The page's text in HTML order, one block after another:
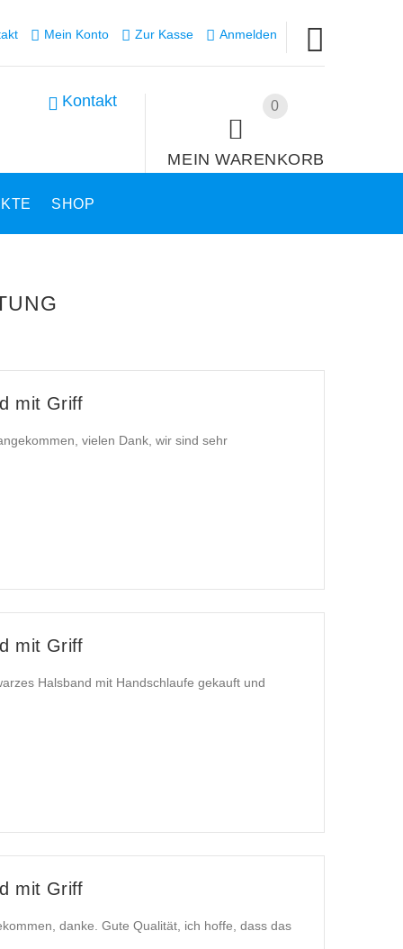
Mein Konto Zur Kasse Anmelden
0
MEIN WARENKORB
Kontakt
SHOP
mit Griff
vielen Dank, wir sind sehr
mit Griff
Halsband mit Handschlaufe gekauft und
mit Griff
danke. Gute Qualität, ich hoffe, dass das